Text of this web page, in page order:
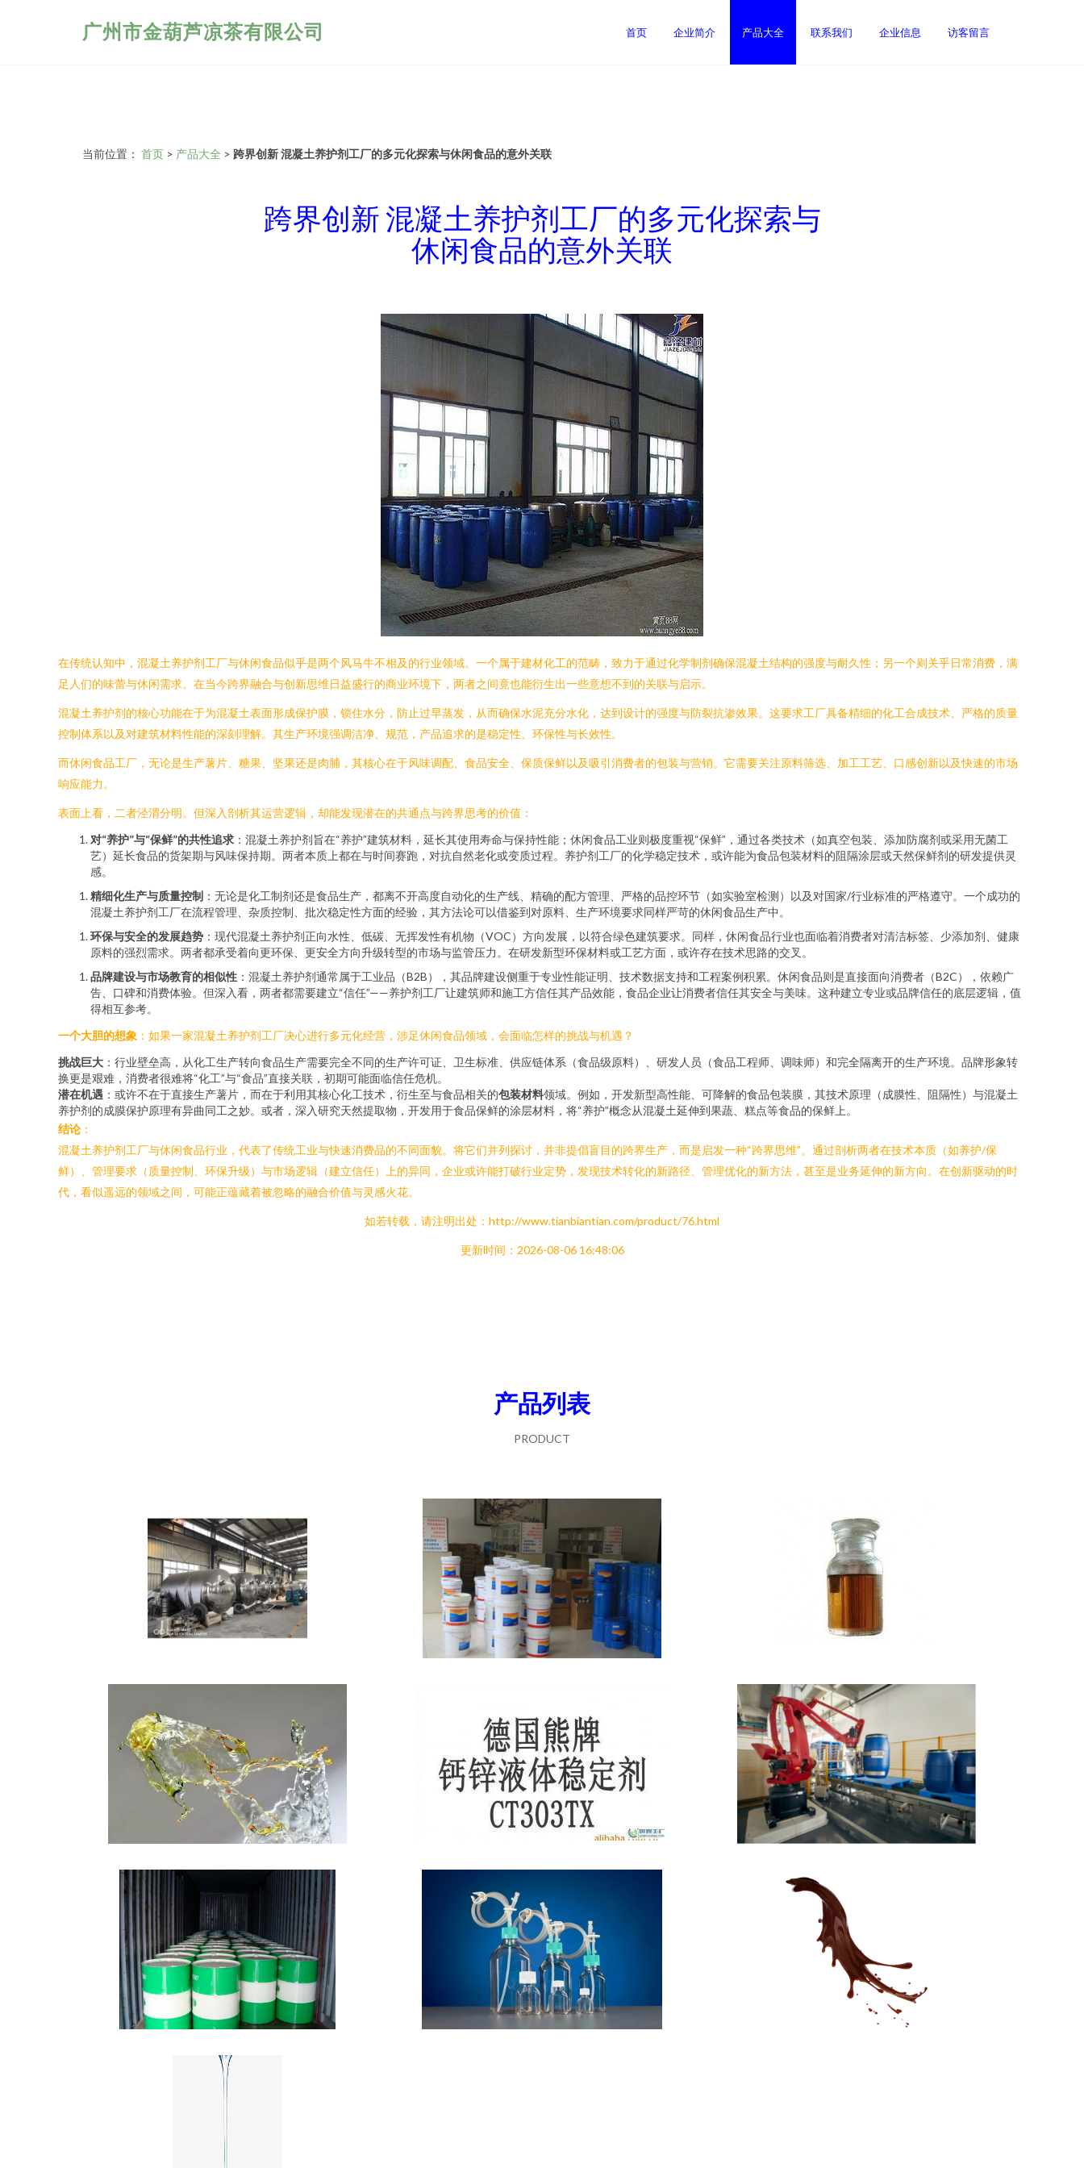
广州市金葫芦凉茶有限公司 首页 企业简介 产品大全 联系我们 企业信息 访客留言
当前位置： 首页 > 产品大全 > 跨界创新 混凝土养护剂工厂的多元化探索与休闲食品的意外关联
跨界创新 混凝土养护剂工厂的多元化探索与
休闲食品的意外关联
在传统认知中，混凝土养护剂工厂与休闲食品似乎是两个风马牛不相及的行业领域。一个属于建材化工的范畴，致力于通过化学制剂确保混凝土结构的强度与耐久性；另一个则关乎日常消费，满
足人们的味蕾与休闲需求。在当今跨界融合与创新思维日益盛行的商业环境下，两者之间竟也能衍生出一些意想不到的关联与启示。
混凝土养护剂的核心功能在于为混凝土表面形成保护膜，锁住水分，防止过早蒸发，从而确保水泥充分水化，达到设计的强度与防裂抗渗效果。这要求工厂具备精细的化工合成技术、严格的质量
控制体系以及对建筑材料性能的深刻理解。其生产环境强调洁净、规范，产品追求的是稳定性、环保性与长效性。
而休闲食品工厂，无论是生产薯片、糖果、坚果还是肉脯，其核心在于风味调配、食品安全、保质保鲜以及吸引消费者的包装与营销。它需要关注原料筛选、加工工艺、口感创新以及快速的市场
响应能力。
表面上看，二者泾渭分明。但深入剖析其运营逻辑，却能发现潜在的共通点与跨界思考的价值：
对“养护”与“保鲜”的共性追求 ：混凝土养护剂旨在“养护”建筑材料，延长其使用寿命与保持性能；休闲食品工业则极度重视“保鲜”，通过各类技术（如真空包装、添加防腐剂或采用无菌工
艺）延长食品的货架期与风味保持期。两者本质上都在与时间赛跑，对抗自然老化或变质过程。养护剂工厂的化学稳定技术，或许能为食品包装材料的阻隔涂层或天然保鲜剂的研发提供灵
感。
精细化生产与质量控制 ：无论是化工制剂还是食品生产，都离不开高度自动化的生产线、精确的配方管理、严格的品控环节（如实验室检测）以及对国家/行业标准的严格遵守。一个成功的
混凝土养护剂工厂在流程管理、杂质控制、批次稳定性方面的经验，其方法论可以借鉴到对原料、生产环境要求同样严苛的休闲食品生产中。
环保与安全的发展趋势 ：现代混凝土养护剂正向水性、低碳、无挥发性有机物（VOC）方向发展，以符合绿色建筑要求。同样，休闲食品行业也面临着消费者对清洁标签、少添加剂、健康
原料的强烈需求。两者都承受着向更环保、更安全方向升级转型的市场与监管压力。在研发新型环保材料或工艺方面，或许存在技术思路的交叉。
品牌建设与市场教育的相似性 ：混凝土养护剂通常属于工业品（B2B），其品牌建设侧重于专业性能证明、技术数据支持和工程案例积累。休闲食品则是直接面向消费者（B2C），依赖广
告、口碑和消费体验。但深入看，两者都需要建立“信任”——养护剂工厂让建筑师和施工方信任其产品效能，食品企业让消费者信任其安全与美味。这种建立专业或品牌信任的底层逻辑，值
得相互参考。
一个大胆的想象 ：如果一家混凝土养护剂工厂决心进行多元化经营，涉足休闲食品领域，会面临怎样的挑战与机遇？
挑战巨大 ：行业壁垒高，从化工生产转向食品生产需要完全不同的生产许可证、卫生标准、供应链体系（食品级原料）、研发人员（食品工程师、调味师）和完全隔离开的生产环境。品牌形象转
换更是艰难，消费者很难将“化工”与“食品”直接关联，初期可能面临信任危机。
潜在机遇 ：或许不在于直接生产薯片，而在于利用其核心化工技术，衍生至与食品相关的包装材料领域。例如，开发新型高性能、可降解的食品包装膜，其技术原理（成膜性、阻隔性）与混凝土
养护剂的成膜保护原理有异曲同工之妙。或者，深入研究天然提取物，开发用于食品保鲜的涂层材料，将“养护”概念从混凝土延伸到果蔬、糕点等食品的保鲜上。
结论 ：
混凝土养护剂工厂与休闲食品行业，代表了传统工业与快速消费品的不同面貌。将它们并列探讨，并非提倡盲目的跨界生产，而是启发一种“跨界思维”。通过剖析两者在技术本质（如养护/保
鲜）、管理要求（质量控制、环保升级）与市场逻辑（建立信任）上的异同，企业或许能打破行业定势，发现技术转化的新路径、管理优化的新方法，甚至是业务延伸的新方向。在创新驱动的时
代，看似遥远的领域之间，可能正蕴藏着被忽略的融合价值与灵感火花。
如若转载，请注明出处：http://www.tianbiantian.com/product/76.html
更新时间：2026-08-06 16:48:06
产品列表
PRODUCT